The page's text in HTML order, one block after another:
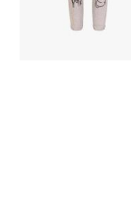
MSGM jogging